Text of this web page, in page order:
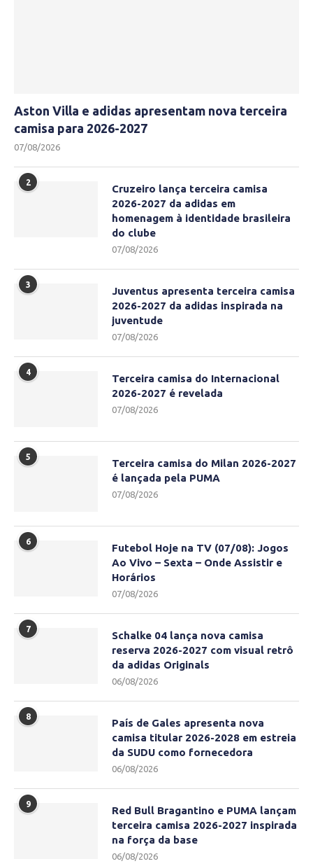
Aston Villa e adidas apresentam nova terceira
camisa para 2026-2027
07/08/2026
2
Cruzeiro lança terceira camisa
2026-2027 da adidas em
homenagem à identidade brasileira
do clube
07/08/2026
3
Juventus apresenta terceira camisa
2026-2027 da adidas inspirada na
juventude
07/08/2026
4
Terceira camisa do Internacional
2026-2027 é revelada
07/08/2026
5
Terceira camisa do Milan 2026-2027
é lançada pela PUMA
07/08/2026
6
Futebol Hoje na TV (07/08): Jogos
Ao Vivo – Sexta – Onde Assistir e
Horários
07/08/2026
7
Schalke 04 lança nova camisa
reserva 2026-2027 com visual retrô
da adidas Originals
06/08/2026
8
País de Gales apresenta nova
camisa titular 2026-2028 em estreia
da SUDU como fornecedora
06/08/2026
9
Red Bull Bragantino e PUMA lançam
terceira camisa 2026-2027 inspirada
na força da base
06/08/2026